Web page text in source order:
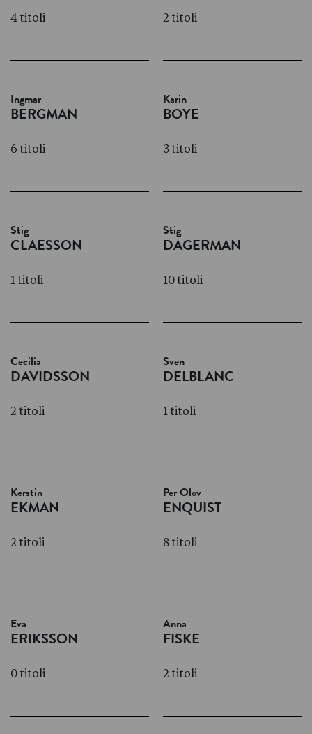
4 titoli 2 titoli
Ingmar
BERGMAN
6 titoli
Karin
BOYE
3 titoli
Stig
CLAESSON
1 titoli
Stig
DAGERMAN
10 titoli
Cecilia
DAVIDSSON
2 titoli
Sven
DELBLANC
1 titoli
Kerstin
EKMAN
2 titoli
Per Olov
ENQUIST
8 titoli
Eva
ERIKSSON
0 titoli
Anna
FISKE
2 titoli